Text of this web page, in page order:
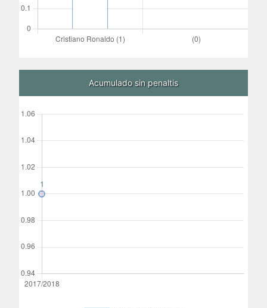
Acumulado sin penaltis